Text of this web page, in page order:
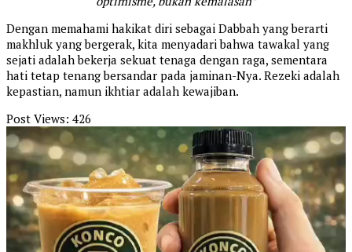
Dengan memahami hakikat diri sebagai Dabbah yang berarti
makhluk yang bergerak, kita menyadari bahwa tawakal yang
sejati adalah bekerja sekuat tenaga dengan raga, sementara
hati tetap tenang bersandar pada jaminan-Nya. Rezeki adalah
kepastian, namun ikhtiar adalah kewajiban.
Post Views: 426